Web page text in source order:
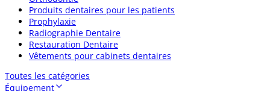
Produits dentaires pour les patients
Prophylaxie
Radiographie Dentaire
Restauration Dentaire
Vêtements pour cabinets dentaires
Toutes les catégories
Équipement